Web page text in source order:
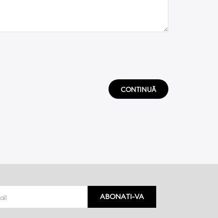
CONTINUĂ
ABONATI-VA